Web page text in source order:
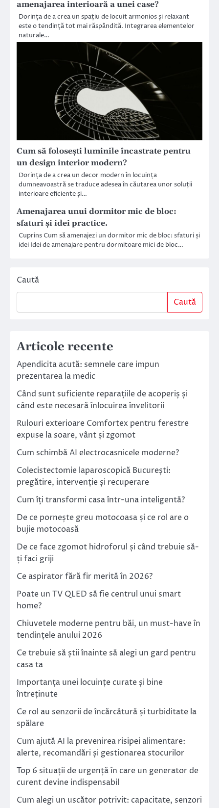
amenajarea interioară a unei case?
Dorința de a crea un spațiu de locuit armonios și relaxant
este o tendință tot mai răspândită. Integrarea elementelor
naturale…
Cum să folosești luminile încastrate pentru
un design interior modern?
Dorința de a crea un decor modern în locuința
dumneavoastră se traduce adesea în căutarea unor soluții
interioare eficiente și…
Amenajarea unui dormitor mic de bloc:
sfaturi și idei practice.
Cuprins Cum să amenajezi un dormitor mic de bloc: sfaturi și
idei Idei de amenajare pentru dormitoare mici de bloc…
Caută
Caută
Articole recente
Apendicita acută: semnele care impun
prezentarea la medic
Când sunt suficiente reparațiile de acoperiș și
când este necesară înlocuirea învelitorii
Rulouri exterioare Comfortex pentru ferestre
expuse la soare, vânt și zgomot
Cum schimbă AI electrocasnicele moderne?
Colecistectomie laparoscopică București:
pregătire, intervenție și recuperare
Cum îți transformi casa într-una inteligentă?
De ce pornește greu motocoasa și ce rol are o
bujie motocoasă
De ce face zgomot hidroforul și când trebuie să-
ți faci griji
Ce aspirator fără fir merită în 2026?
Poate un TV QLED să fie centrul unui smart
home?
Chiuvetele moderne pentru băi, un must-have în
tendințele anului 2026
Ce trebuie să știi înainte să alegi un gard pentru
casa ta
Importanța unei locuințe curate și bine
întreținute
Ce rol au senzorii de încărcătură și turbiditate la
spălare
Cum ajută AI la prevenirea risipei alimentare:
alerte, recomandări și gestionarea stocurilor
Top 6 situații de urgență în care un generator de
curent devine indispensabil
Cum alegi un uscător potrivit: capacitate, senzori